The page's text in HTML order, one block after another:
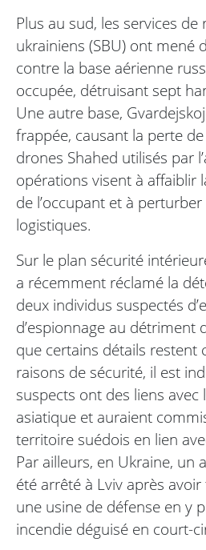
Plus au sud, les services
ukrainiens (SBU) ont mené
contre la base aérienne
occupée, détruisant sept
Une autre base,
frappée, causant la perte
drones Shahed utilisés par
opérations visent à affaiblir
de l’occupant et à
logistiques.
Sur le plan sécurité
a récemment réclamé la
deux individus suspectés
d’espionnage au détriment
que certains détails restent
raisons de sécurité, il est
suspects ont des liens
asiatique et auraient
territoire suédois en lien
Par ailleurs, en Ukraine, un
été arrêté à Lviv après
une usine de défense en y
incendie déguisé en court-